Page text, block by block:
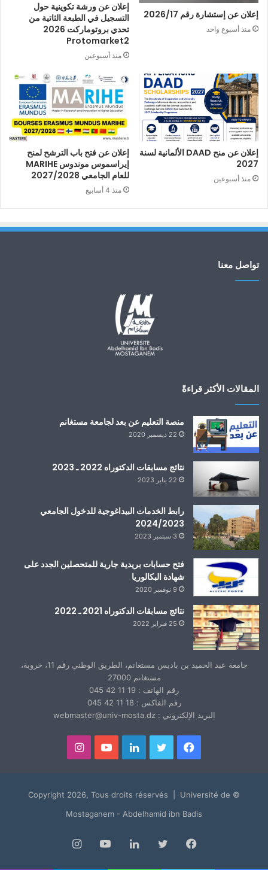
إعلان عن إستشارة رقم 2026/17
منذ أسبوع واحد
إعلان عن ورشة تكوينية حول
التسجيل في الطبعة الثاتية من
تحدي بروتوماركت 2026
Protomarket2
منذ أسبوعين
إعلان عن منح DAAD الألمانية لسنة
2027
منذ أسبوعين
إعلان عن فتح باب الترشح لمنح
إيراسموس موندوس MARIHE
للعام الجامعي 2027/2028
منذ 4 أسابيع
تواصل معنا
المقالات الأكثر قراءةً
منصة التعليم عن بعد لجامعة مستغانم
22 ديسمبر 2020
نتائج مسابقات الدكتوراه 2022 ـ 2023
22 يناير 2023
رابط الخدمات البيداغوجية للدخول الجامعي
2024/2023
3 سبتمبر 2023
فتح حسابات بريدية جارية للمتحصلين الجدد على
شهادة البكالوريا
9 نوفمبر 2020
نتائج مسابقات الدكتوراه 2021 ـ 2022
25 فبراير 2022
جامعة عبد الحميد بن باديس مستغانم، الطريق الوطني رقم 11، خروبة،
مستغانم 27000
رقم الهاتف : 19 11 42 045
رقم الفاكس : 18 11 42 045
البريد الإلكتروني : webmaster@univ-mosta.dz
فيسبوك تويتر لينكدإنيوتيوبانستقرام
© Copyright 2026, Tous droits réservés | Université de
Mostaganem - Abdelhamid ibn Badis
فيسبوك تويتر لينكدإنيوتيوبانستقرام